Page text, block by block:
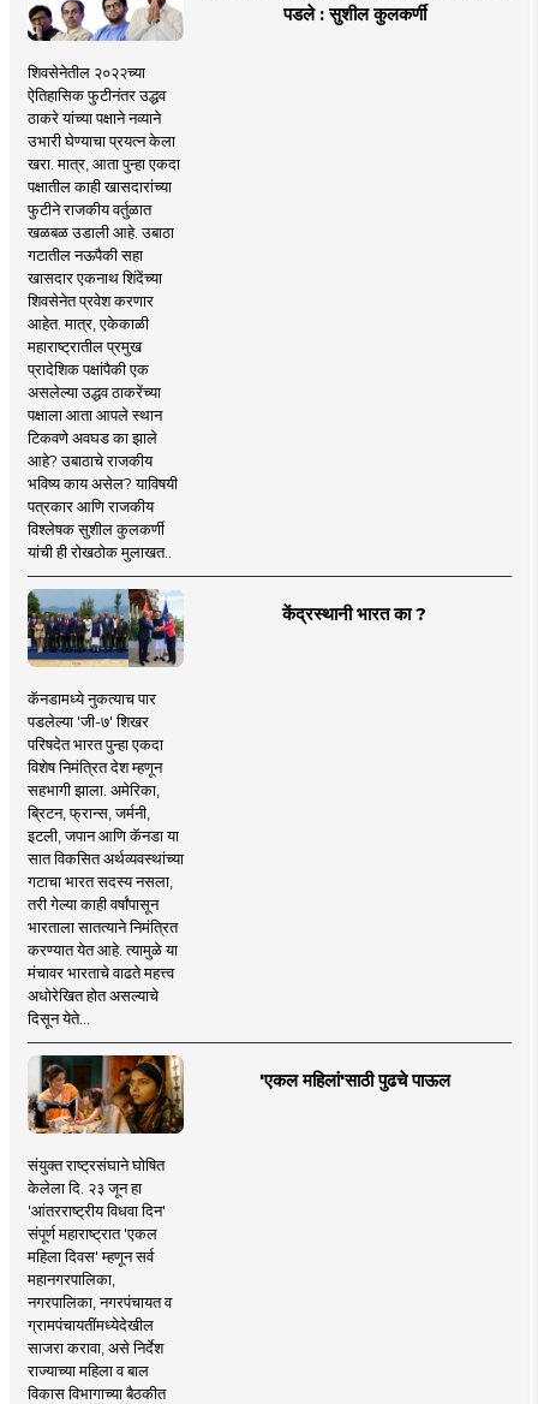
पडले : सुशील कुलकर्णी
शिवसेनेतील २०२२च्या
ऐतिहासिक फुटीनंतर उद्धव
ठाकरे यांच्या पक्षाने नव्याने
उभारी घेण्याचा प्रयत्न केला
खरा. मात्र, आता पुन्हा एकदा
पक्षातील काही खासदारांच्या
फुटीने राजकीय वर्तुळात
खळबळ उडाली आहे. उबाठा
गटातील नऊपैकी सहा
खासदार एकनाथ शिंदेंच्या
शिवसेनेत प्रवेश करणार
आहेत. मात्र, एकेकाळी
महाराष्ट्रातील प्रमुख
प्रादेशिक पक्षांपैकी एक
असलेल्या उद्धव ठाकरेंच्या
पक्षाला आता आपले स्थान
टिकवणे अवघड का झाले
आहे? उबाठाचे राजकीय
भविष्य काय असेल? याविषयी
पत्रकार आणि राजकीय
विश्लेषक सुशील कुलकर्णी
यांची ही रोखठोक मुलाखत..
केंद्रस्थानी भारत का ?
कॅनडामध्ये नुकत्याच पार
पडलेल्या 'जी-७' शिखर
परिषदेत भारत पुन्हा एकदा
विशेष निमंत्रित देश म्हणून
सहभागी झाला. अमेरिका,
ब्रिटन, फ्रान्स, जर्मनी,
इटली, जपान आणि कॅनडा या
सात विकसित अर्थव्यवस्थांच्या
गटाचा भारत सदस्य नसला,
तरी गेल्या काही वर्षांपासून
भारताला सातत्याने निमंत्रित
करण्यात येत आहे. त्यामुळे या
मंचावर भारताचे वाढते महत्त्व
अधोरेखित होत असल्याचे
दिसून येते...
'एकल महिलां'साठी पुढचे पाऊल
संयुक्त राष्ट्रसंघाने घोषित
केलेला दि. २३ जून हा
'आंतरराष्ट्रीय विधवा दिन'
संपूर्ण महाराष्ट्रात 'एकल
महिला दिवस' म्हणून सर्व
महानगरपालिका,
नगरपालिका, नगरपंचायत व
ग्रामपंचायतींमध्येदेखील
साजरा करावा, असे निर्देश
राज्याच्या महिला व बाल
विकास विभागाच्या बैठकीत